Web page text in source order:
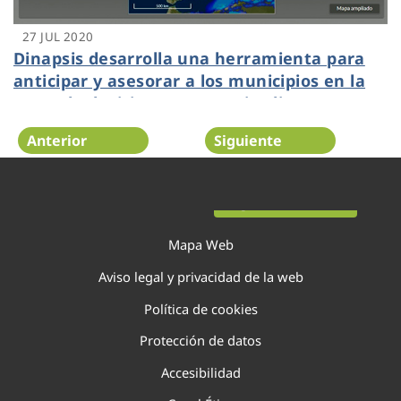
27 JUL 2020
Dinapsis desarrolla una herramienta para
anticipar y asesorar a los municipios en la
toma de decisiones ante episodios
meteorológicos
Anterior Siguiente
Mapa Web
Aviso legal y privacidad de la web
Política de cookies
Protección de datos
Accesibilidad